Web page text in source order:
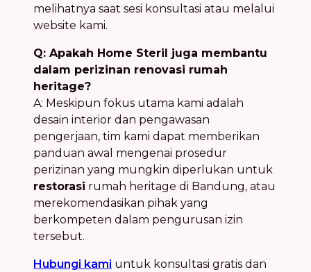
melihatnya saat sesi konsultasi atau melalui
website kami.
Q: Apakah Home Steril juga membantu
dalam perizinan renovasi rumah
heritage?
A: Meskipun fokus utama kami adalah
desain interior dan pengawasan
pengerjaan, tim kami dapat memberikan
panduan awal mengenai prosedur
perizinan yang mungkin diperlukan untuk
restorasi rumah heritage di Bandung, atau
merekomendasikan pihak yang
berkompeten dalam pengurusan izin
tersebut.
Hubungi kami untuk konsultasi gratis dan